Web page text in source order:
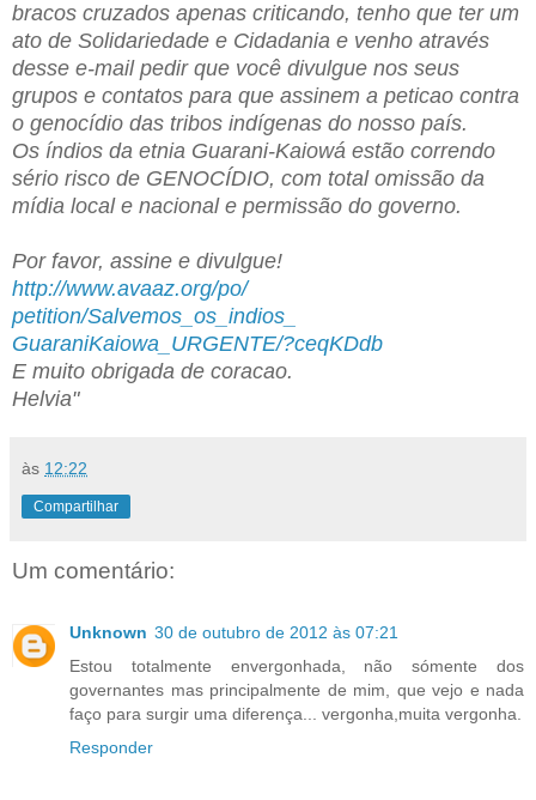
bracos cruzados apenas criticando, tenho que ter um
ato de Solidariedade e Cidadania e venho através
desse e-mail pedir que você divulgue nos seus
grupos e contatos para que assinem a peticao contra
o genocídio das tribos indígenas do nosso país.
Os índios da etnia Guarani-Kaiowá estão correndo
sério risco de GENOCÍDIO, com total omissão da
mídia local e nacional e permissão do governo.
Por favor, assine e divulgue!
http://www.avaaz.org/po/
petition/Salvemos_os_indios_
GuaraniKaiowa_URGENTE/?ceqKDdb
E muito obrigada de coracao.
Helvia"
às 12:22
Compartilhar
Um comentário:
Unknown 30 de outubro de 2012 às 07:21
Estou totalmente envergonhada, não sómente dos
governantes mas principalmente de mim, que vejo e nada
faço para surgir uma diferença... vergonha,muita vergonha.
Responder